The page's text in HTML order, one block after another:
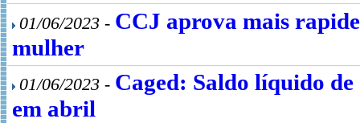
01/06/2023 - CCJ aprova mais
mulher
01/06/2023 - Caged: Saldo líquido
em abril